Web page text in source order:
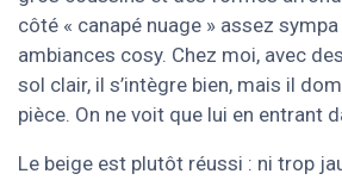
côté « canapé nuage » assez
ambiances cosy. Chez moi, avec
sol clair, il s’intègre bien, mais il
pièce. On ne voit que lui en entrant
Le beige est plutôt réussi : ni trop